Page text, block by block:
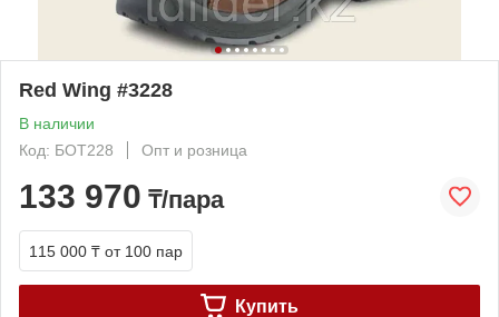
Red Wing #3228
В наличии
Код: БОТ228
Опт и розница
133 970 ₸/пара
115 000 ₸ от 100 пар
Купить